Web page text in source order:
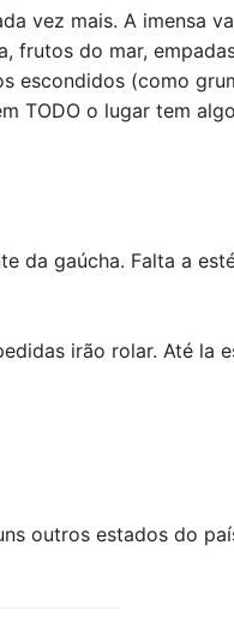
vez mais. A imensa
frutos do mar,
escondidos (como
TODO o lugar tem
da gaúcha. Falta a
irão rolar. Até la
outros estados do